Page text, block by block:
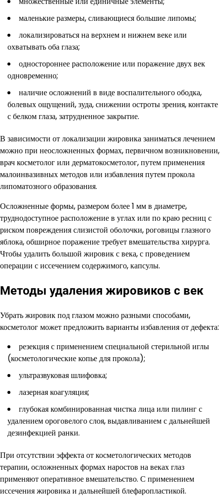
маленькие размеры, сливающиеся большие липомы;
локализироваться на верхнем и нижнем веке или
охватывать оба глаза;
одностороннее расположение или поражение двух век
одновременно;
наличие осложнений в виде воспалительного ободка,
болевых ощущений, зуда, снижении остроты зрения, контакте
с белком глаза, затрудненное закрытие.
В зависимости от локализации жировика заниматься лечением
можно при неосложненных формах, первичном возникновении,
врач косметолог или дерматокосметолог, путем применения
малоинвазивных методов или избавления путем прокола
липоматозного образования.
Осложненные формы, размером более 1 мм в диаметре,
труднодоступное расположение в углах или по краю ресниц с
риском повреждения слизистой оболочки, роговицы глазного
яблока, обширное поражение требует вмешательства хирурга.
Чтобы удалить большой жировик с века, с проведением
операции с иссечением содержимого, капсулы.
Методы удаления жировиков с век
Убрать жировик под глазом можно разными способами,
косметолог может предложить варианты избавления от дефекта:
резекция с применением специальной стерильной иглы
(косметологические копье для прокола);
ультразвуковая шлифовка;
лазерная коагуляция;
глубокая комбинированная чистка лица или пилинг с
удалением ороговелого слоя, выдавливанием с дальнейшей
дезинфекцией ранки.
При отсутствии эффекта от косметологических методов
терапии, осложненных формах наростов на веках глаз
применяют оперативное вмешательство. С применением
иссечения жировика и дальнейшей блефаропластикой.